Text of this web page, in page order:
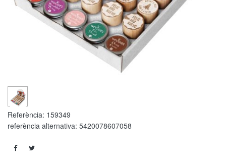
Referència: 159349
referència alternativa: 5420078607058